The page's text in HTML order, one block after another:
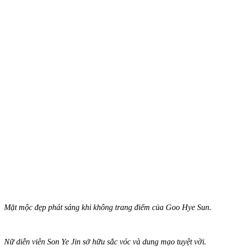
Mặt mộc đẹp phát sáng khi không trang điểm của Goo Hye Sun.
Nữ diễn viên Son Ye Jin sở hữu sắc vóc và dung mạo tuyệt vời.